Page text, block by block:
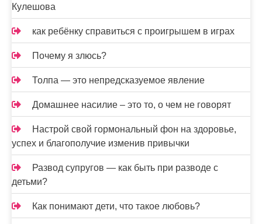
Кулешова
как ребёнку справиться с проигрышем в играх
Почему я злюсь?
Толпа — это непредсказуемое явление
Домашнее насилие – это то, о чем не говорят
Настрой свой гормональный фон на здоровье,
успех и благополучие изменив привычки
Развод супругов — как быть при разводе с
детьми?
Как понимают дети, что такое любовь?